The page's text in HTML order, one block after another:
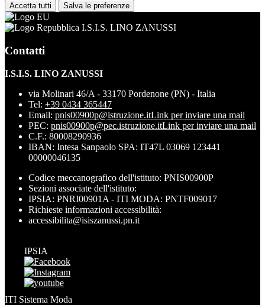
Accetta tutti Salva le preferenze
I.S.I.S. LINO ZANUSSI
Contatti
I.S.I.S. LINO ZANUSSI
via Molinari 46/A - 33170 Pordenone (PN) - Italia
Tel: +39 0434 365447
Email: pnis00900p@istruzione.itLink per inviare una mail
PEC: pnis00900p@pec.istruzione.itLink per inviare una mail
C.F.: 80008290936
IBAN: Intesa Sanpaolo SPA: IT47L 03069 123441
00000046135
Codice meccanografico dell'istituto: PNIS00900P
Sezioni associate dell'istituto:
IPSIA: PNRI00901A - ITI MODA: PNTF009017
Richieste informazioni accessibilità:
accessibilita@isiszanussi.pn.it
IPSIA
ITI Sistema Moda